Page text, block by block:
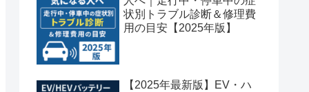
状別トラブル診断＆修理費
用の目安【2025年版】
【2025年最新版】EV・ハ